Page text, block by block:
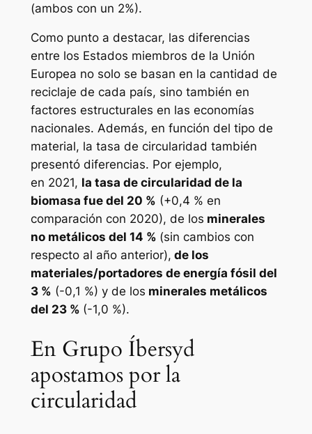
(ambos con un 2%).
Como punto a destacar, las diferencias
entre los Estados miembros de la Unión
Europea no solo se basan en la cantidad de
reciclaje de cada país, sino también en
factores estructurales en las economías
nacionales. Además, en función del tipo de
material, la tasa de circularidad también
presentó diferencias. Por ejemplo,
en 2021, la tasa de circularidad de la
biomasa fue del 20 % (+0,4 % en
comparación con 2020), de los minerales
no metálicos del 14 % (sin cambios con
respecto al año anterior), de los
materiales/portadores de energía fósil del
3 % (-0,1 %) y de los minerales metálicos
del 23 % (-1,0 %).
En Grupo Íbersyd
apostamos por la
circularidad